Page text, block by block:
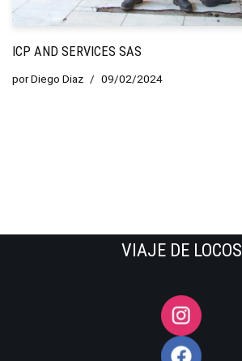
ICP AND SERVICES SAS
porDiego Diaz 09/02/2024
VIAJE DE LOCOS